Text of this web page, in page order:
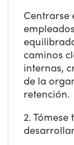
Centrarse
caminos
internas,
de la
retención.
2.